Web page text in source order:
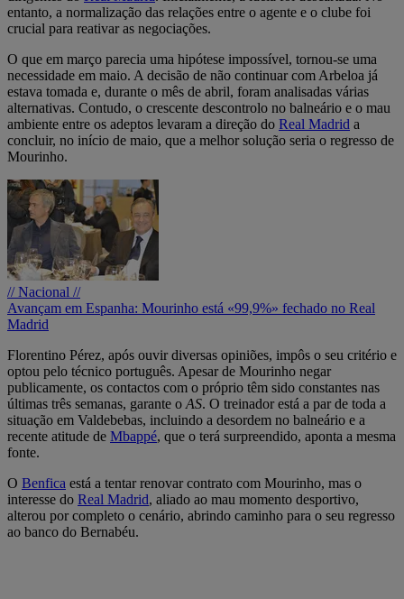
entanto, a normalização das relações entre o agente e o clube foi
crucial para reativar as negociações.
O que em março parecia uma hipótese impossível, tornou-se uma
necessidade em maio. A decisão de não continuar com Arbeloa já
estava tomada e, durante o mês de abril, foram analisadas várias
alternativas. Contudo, o crescente descontrolo no balneário e o mau
ambiente entre os adeptos levaram a direção do Real Madrid a
concluir, no início de maio, que a melhor solução seria o regresso de
Mourinho.
// Nacional //
Avançam em Espanha: Mourinho está «99,9%» fechado no Real
Madrid
Florentino Pérez, após ouvir diversas opiniões, impôs o seu critério e
optou pelo técnico português. Apesar de Mourinho negar
publicamente, os contactos com o próprio têm sido constantes nas
últimas três semanas, garante o AS. O treinador está a par de toda a
situação em Valdebebas, incluindo a desordem no balneário e a
recente atitude de Mbappé, que o terá surpreendido, aponta a mesma
fonte.
O Benfica está a tentar renovar contrato com Mourinho, mas o
interesse do Real Madrid, aliado ao mau momento desportivo,
alterou por completo o cenário, abrindo caminho para o seu regresso
ao banco do Bernabéu.